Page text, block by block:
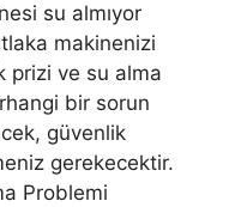
su almıyor
makinenizi
prizi ve su alma
bir sorun
güvenlik
gerekecektir.
Problemi